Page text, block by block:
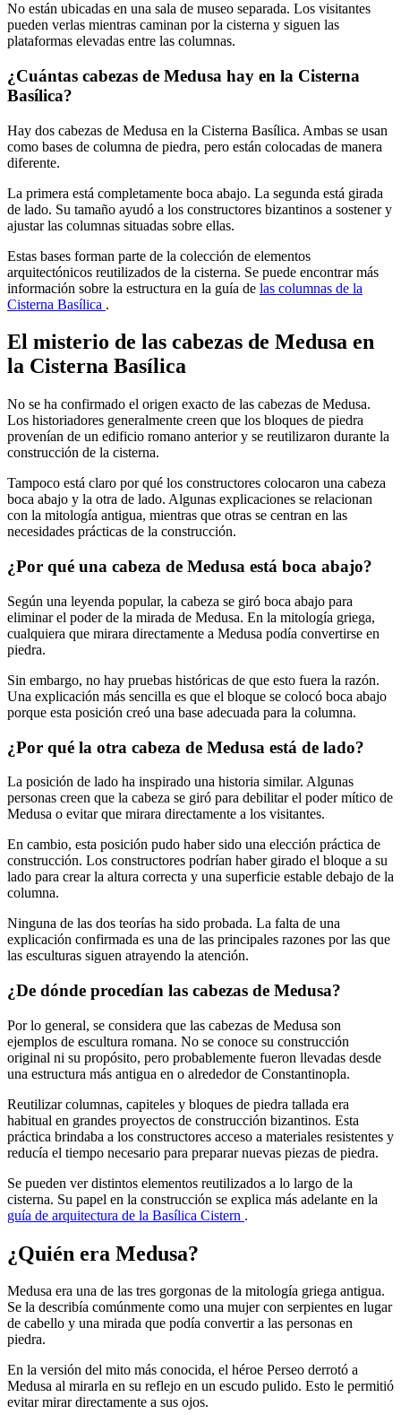
No están ubicadas en una sala de museo separada. Los visitantes
pueden verlas mientras caminan por la cisterna y siguen las
plataformas elevadas entre las columnas.
¿Cuántas cabezas de Medusa hay en la Cisterna
Basílica?
Hay dos cabezas de Medusa en la Cisterna Basílica. Ambas se usan
como bases de columna de piedra, pero están colocadas de manera
diferente.
La primera está completamente boca abajo. La segunda está girada
de lado. Su tamaño ayudó a los constructores bizantinos a sostener y
ajustar las columnas situadas sobre ellas.
Estas bases forman parte de la colección de elementos
arquitectónicos reutilizados de la cisterna. Se puede encontrar más
información sobre la estructura en la guía de las columnas de la
Cisterna Basílica .
El misterio de las cabezas de Medusa en
la Cisterna Basílica
No se ha confirmado el origen exacto de las cabezas de Medusa.
Los historiadores generalmente creen que los bloques de piedra
provenían de un edificio romano anterior y se reutilizaron durante la
construcción de la cisterna.
Tampoco está claro por qué los constructores colocaron una cabeza
boca abajo y la otra de lado. Algunas explicaciones se relacionan
con la mitología antigua, mientras que otras se centran en las
necesidades prácticas de la construcción.
¿Por qué una cabeza de Medusa está boca abajo?
Según una leyenda popular, la cabeza se giró boca abajo para
eliminar el poder de la mirada de Medusa. En la mitología griega,
cualquiera que mirara directamente a Medusa podía convertirse en
piedra.
Sin embargo, no hay pruebas históricas de que esto fuera la razón.
Una explicación más sencilla es que el bloque se colocó boca abajo
porque esta posición creó una base adecuada para la columna.
¿Por qué la otra cabeza de Medusa está de lado?
La posición de lado ha inspirado una historia similar. Algunas
personas creen que la cabeza se giró para debilitar el poder mítico de
Medusa o evitar que mirara directamente a los visitantes.
En cambio, esta posición pudo haber sido una elección práctica de
construcción. Los constructores podrían haber girado el bloque a su
lado para crear la altura correcta y una superficie estable debajo de la
columna.
Ninguna de las dos teorías ha sido probada. La falta de una
explicación confirmada es una de las principales razones por las que
las esculturas siguen atrayendo la atención.
¿De dónde procedían las cabezas de Medusa?
Por lo general, se considera que las cabezas de Medusa son
ejemplos de escultura romana. No se conoce su construcción
original ni su propósito, pero probablemente fueron llevadas desde
una estructura más antigua en o alrededor de Constantinopla.
Reutilizar columnas, capiteles y bloques de piedra tallada era
habitual en grandes proyectos de construcción bizantinos. Esta
práctica brindaba a los constructores acceso a materiales resistentes y
reducía el tiempo necesario para preparar nuevas piezas de piedra.
Se pueden ver distintos elementos reutilizados a lo largo de la
cisterna. Su papel en la construcción se explica más adelante en la
guía de arquitectura de la Basílica Cistern .
¿Quién era Medusa?
Medusa era una de las tres gorgonas de la mitología griega antigua.
Se la describía comúnmente como una mujer con serpientes en lugar
de cabello y una mirada que podía convertir a las personas en
piedra.
En la versión del mito más conocida, el héroe Perseo derrotó a
Medusa al mirarla en su reflejo en un escudo pulido. Esto le permitió
evitar mirar directamente a sus ojos.